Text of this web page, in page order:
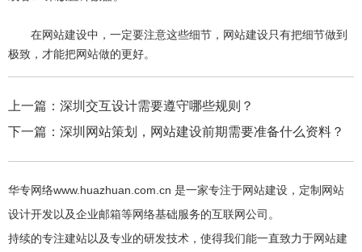
在网站建设中，一定要注意这些细节，网站建设只有把细节做到
极致，才能把网站做的更好。
上一篇： 深圳交互设计需要遵守哪些规则？
下一篇： 深圳网站策划，网站建设前期需要准备什么资料？
华专网络www.huazhuan.com.cn 是一家专注于网站建设，定制网站
设计开发以及企业邮箱等网络基础服务的互联网公司。
持续的专注建站以及专业的研发技术，使得我们能一直致力于网站建